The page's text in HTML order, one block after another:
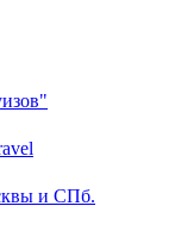
и СПб.